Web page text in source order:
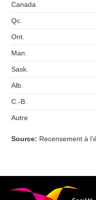
Canada
Qc.
Ont.
Man.
Sask.
Alb.
C.-B.
Autre
Source: Recensement à